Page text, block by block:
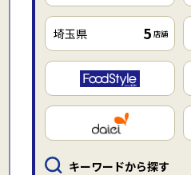
埼玉県 5 店舗
キーワードから探す